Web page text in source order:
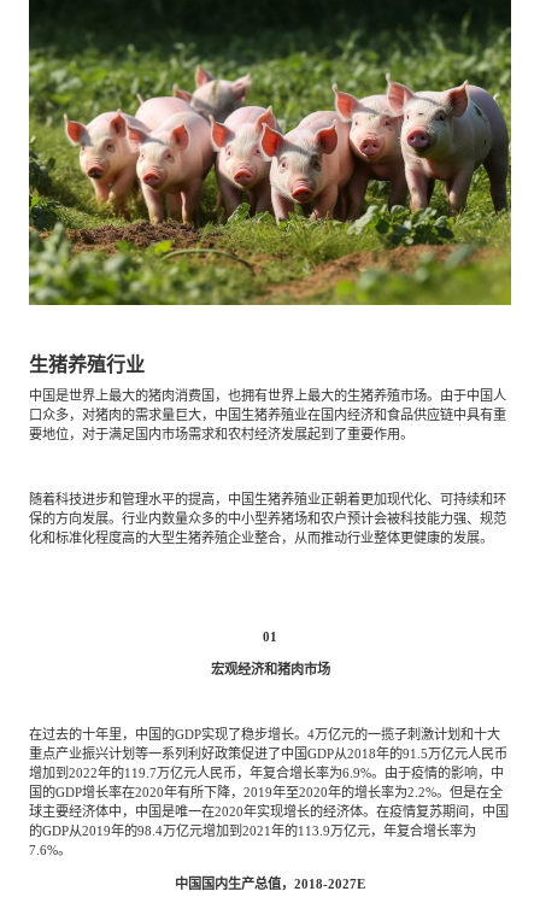
餐饮与新零售 半导体与芯片
智能家居 汽车与出行
公共服务 食品与饮料
科技、媒体和通信 金融科技
地产与物业 矿业冶炼
文化娱乐
企业级服务 跨境电商贸易
基础设施建设 环保节能科技
企业咨询服务
公司动态
媒体报道
媒体服务
活动
关于我们
公司介绍
表现与影响
战略合作伙伴
沙利文中国分支机构
加入我们
中
EN
生猪养殖行业
中国是世界上最大的猪肉消费国，也拥有世界上最大的生猪养殖市场。由于中国人
口众多，对猪肉的需求量巨大，中国生猪养殖业在国内经济和食品供应链中具有重
要地位，对于满足国内市场需求和农村经济发展起到了重要作用。
随着科技进步和管理水平的提高，中国生猪养殖业正朝着更加现代化、可持续和环
保的方向发展。行业内数量众多的中小型养猪场和农户预计会被科技能力强、规范
化和标准化程度高的大型生猪养殖企业整合，从而推动行业整体更健康的发展。
01
宏观经济和猪肉市场
在过去的十年里，中国的GDP实现了稳步增长。4万亿元的一揽子刺激计划和十大
重点产业振兴计划等一系列利好政策促进了中国GDP从2018年的91.5万亿元人民币
增加到2022年的119.7万亿元人民币，年复合增长率为6.9%。由于疫情的影响，中
国的GDP增长率在2020年有所下降，2019年至2020年的增长率为2.2%。但是在全
球主要经济体中，中国是唯一在2020年实现增长的经济体。在疫情复苏期间，中国
的GDP从2019年的98.4万亿元增加到2021年的113.9万亿元，年复合增长率为
7.6%。
中国国内生产总值，2018-2027E